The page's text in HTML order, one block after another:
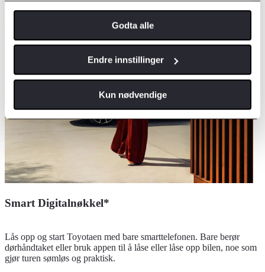
Godta alle
Endre innstillinger
Kun nødvendige
Smart Digitalnøkkel*
Lås opp og start Toyotaen med bare smarttelefonen. Bare berør
dørhåndtaket eller bruk appen til å låse eller låse opp bilen, noe som
gjør turen sømløs og praktisk.